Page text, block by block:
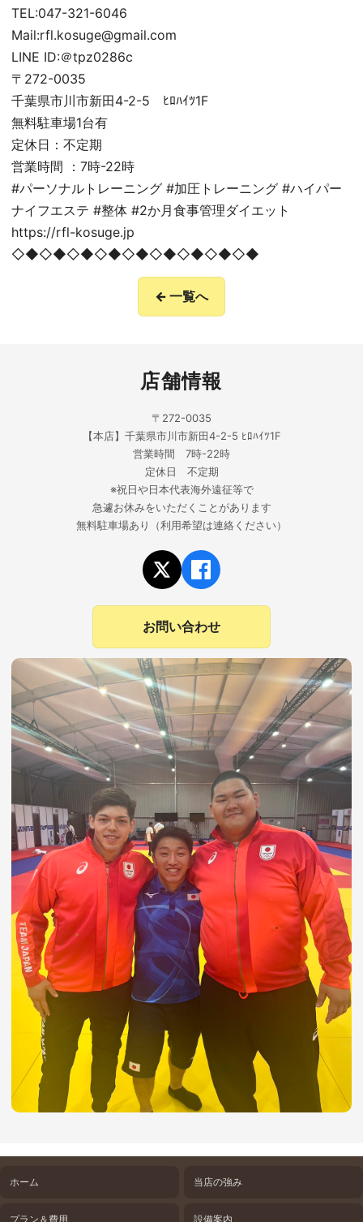
TEL:047-321-6046
Mail:rfl.kosuge@gmail.com
LINE ID:＠tpz0286c
〒272-0035
千葉県市川市新田4-2-5 ﾋﾛﾊｲﾂ1F
無料駐車場1台有
定休日：不定期
営業時間 ：7時-22時
#パーソナルトレーニング #加圧トレーニング #ハイパー
ナイフエステ #整体 #2か月食事管理ダイエット
https://rfl-kosuge.jp
◇◆◇◆◇◆◇◆◇◆◇◆◇◆◇◆◇◆
← 一覧へ
店舗情報
〒272-0035
【本店】千葉県市川市新田4-2-5 ﾋﾛﾊｲﾂ1F
営業時間 7時-22時
定休日 不定期
※祝日や日本代表海外遠征等で
急遽お休みをいただくことがあります
無料駐車場あり（利用希望は連絡ください）
お問い合わせ
ホーム 当店の強み
プラン＆費用 設備案内